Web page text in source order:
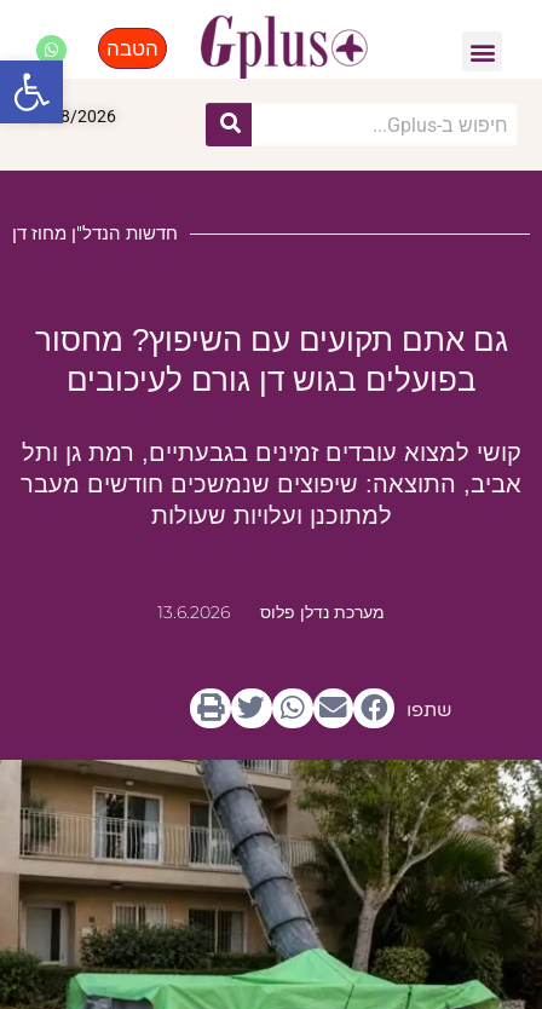
הטבה
07/08/2026
חדשות הנדל"ן מחוז דן
גם אתם תקועים עם השיפוץ? מחסור
בפועלים בגוש דן גורם לעיכובים
קושי למצוא עובדים זמינים בגבעתיים, רמת גן ותל
אביב, התוצאה: שיפוצים שנמשכים חודשים מעבר
למתוכנן ועלויות שעולות
מערכת נדלן פלוס 13.6.2026
שתפו
פתח